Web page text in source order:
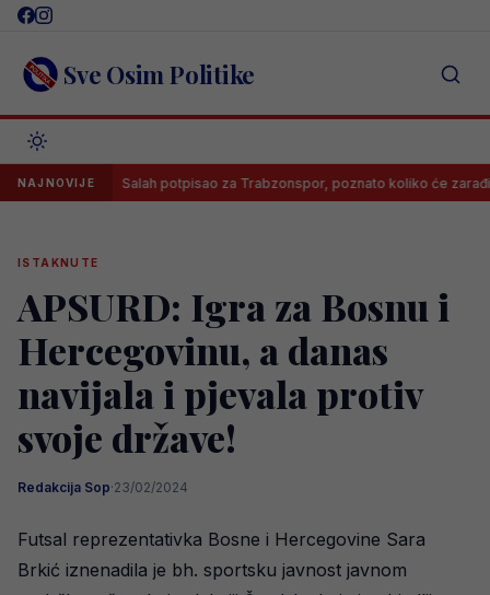
Skip
content Sve Osim Politike
NAJNOVIJESalah potpisao za Trabzonspor, poznato koliko će zarađivati
ISTAKNUTE
APSURD: Igra za Bosnu i
Hercegovinu, a danas
navijala i pjevala protiv
svoje države!
Redakcija Sop·23/02/2024
Futsal reprezentativka Bosne i Hercegovine Sara
Brkić iznenadila je bh. sportsku javnost javnom